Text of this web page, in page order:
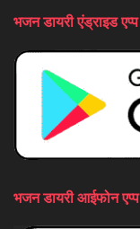
भजन डायरी एंड्राइड एप्प
भजन डायरी आईफोन एप्प